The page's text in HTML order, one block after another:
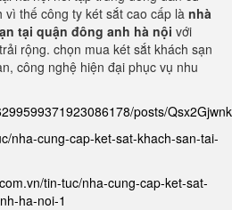
thế công ty két sắt cao cấp là nhà
tại quận đông anh hà nội với
rộng. chọn mua két sắt khách sạn
công nghệ hiện đại phục vụ nhu
posts/
nha-cung-cap-ket-sat-khach-san-tai-
tin-tuc/nha-cung-cap-ket-sat-
ha-noi-1